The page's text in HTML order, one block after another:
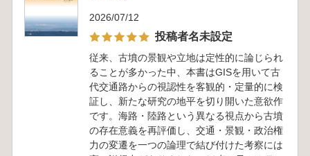
2026/07/12
投稿者名未設定
従来、古墳の景観や立地は定性的に論じられ
ることが多かった中、本書はGISを用いて古
代交通路からの視認性を客観的・定量的に検
証し、新たな研究の地平を切り開いた意欲作
です。海路・陸路という異なる視点から古墳
の存在意義を再評価し、交通・景観・政治権
力の変遷を一つの論理で結び付けた考察には